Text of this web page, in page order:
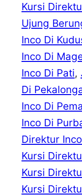
Kursi
Ujung
Inco Di
Inco Di
Inco Di Pati,
Di
Inco Di
Inco Di
Direktur
Kursi
Kursi
Kursi